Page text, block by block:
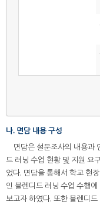
나. 면담 내용 구성
면담은 설문조사의 내용과
드 러닝 수업 현황 및 지원 요
었다. 면담을 통해서 학교 현
인 블렌디드 러닝 수업 수행
보고자 하였다. 또한 블렌디